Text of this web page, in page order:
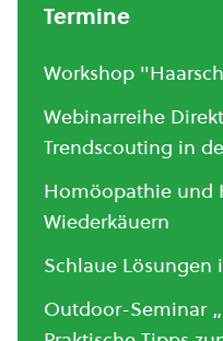
Termine
Workshop
Webinarreihe
Trendscouting in
Homöopathie und
Wiederkäuern
Schlaue Lösungen
Outdoor-Seminar